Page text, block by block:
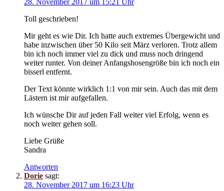
28. November 2017 um 15:21 Uhr
Toll geschrieben!
Mir geht es wie Dir. Ich hatte auch extremes Übergewicht und
habe inzwischen über 50 Kilo seit März verloren. Trotz allem
bin ich noch immer viel zu dick und muss noch dringend
weiter runter. Von deiner Anfangshosengröße bin ich noch ein
bisserl entfernt.
Der Text könnte wirklich 1:1 von mir sein. Auch das mit dem
Lästern ist mir aufgefallen.
Ich wünsche Dir auf jeden Fall weiter viel Erfolg, wenn es
noch weiter gehen soll.
Liebe Grüße
Sandra
Antworten
Dorie sagt:
28. November 2017 um 16:23 Uhr